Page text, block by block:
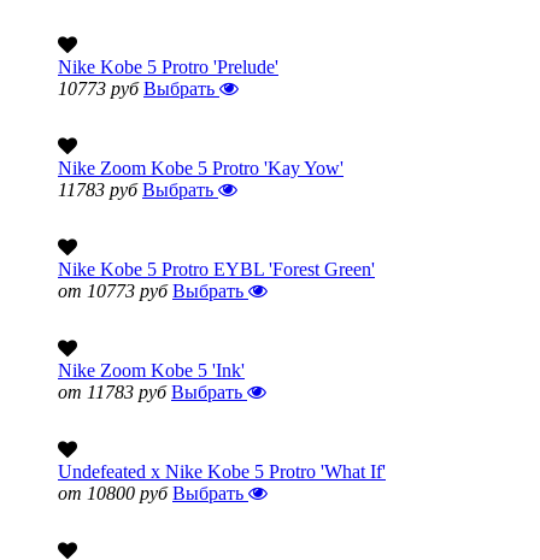
Nike Kobe 5 Protro 'Prelude'
10773 руб Выбрать
Nike Zoom Kobe 5 Protro 'Kay Yow'
11783 руб Выбрать
Nike Kobe 5 Protro EYBL 'Forest Green'
от 10773 руб Выбрать
Nike Zoom Kobe 5 'Ink'
от 11783 руб Выбрать
Undefeated x Nike Kobe 5 Protro 'What If'
от 10800 руб Выбрать